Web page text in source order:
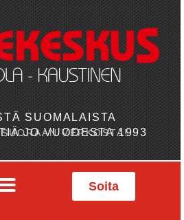
SUOMALAISTA
JO VUODESTA 1993
VERKOSTA!
Soita